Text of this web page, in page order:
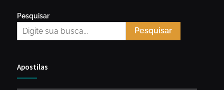
Pesquisar
Pesquisar
Apostilas